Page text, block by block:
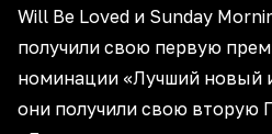
Will Be Loved и Sunday
получили свою первую
номинации «Лучший новый
они получили свою вторую